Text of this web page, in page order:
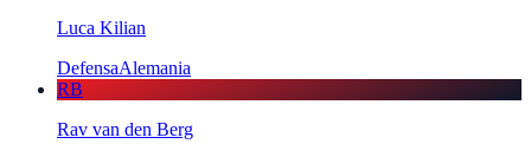
Luca Kilian
DefensaAlemania
RB
Rav van den Berg